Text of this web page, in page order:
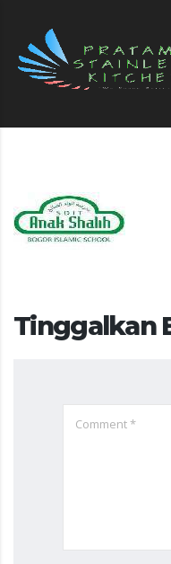
Tinggalkan